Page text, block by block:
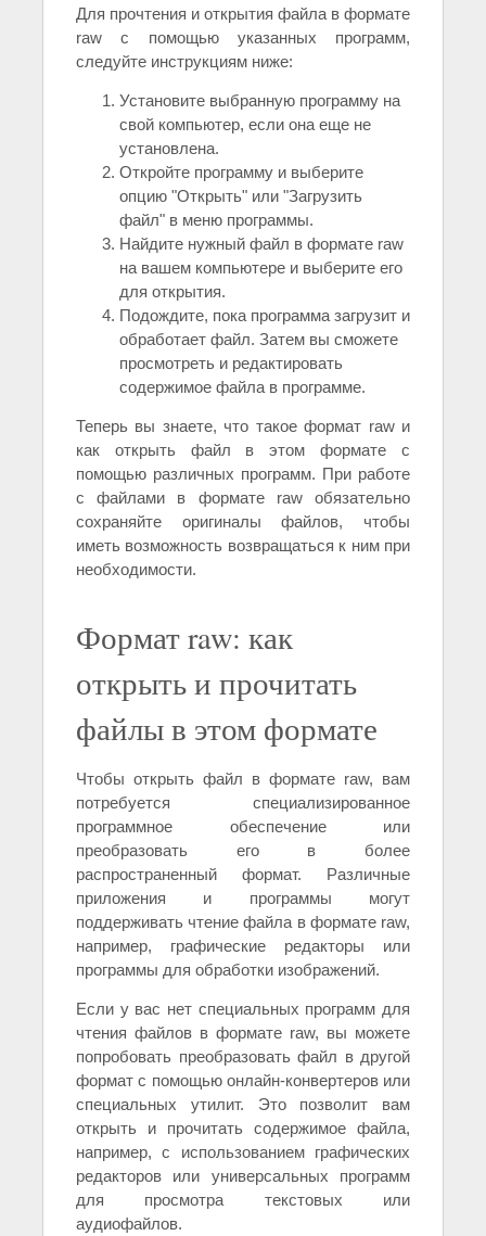
Для прочтения и открытия файла в формате
raw с помощью указанных программ,
следуйте инструкциям ниже:
Установите выбранную программу на
свой компьютер, если она еще не
установлена.
Откройте программу и выберите
опцию "Открыть" или "Загрузить
файл" в меню программы.
Найдите нужный файл в формате raw
на вашем компьютере и выберите его
для открытия.
Подождите, пока программа загрузит и
обработает файл. Затем вы сможете
просмотреть и редактировать
содержимое файла в программе.
Теперь вы знаете, что такое формат raw и
как открыть файл в этом формате с
помощью различных программ. При работе
с файлами в формате raw обязательно
сохраняйте оригиналы файлов, чтобы
иметь возможность возвращаться к ним при
необходимости.
Формат raw: как
открыть и прочитать
файлы в этом формате
Чтобы открыть файл в формате raw, вам
потребуется специализированное
программное обеспечение или
преобразовать его в более
распространенный формат. Различные
приложения и программы могут
поддерживать чтение файла в формате raw,
например, графические редакторы или
программы для обработки изображений.
Если у вас нет специальных программ для
чтения файлов в формате raw, вы можете
попробовать преобразовать файл в другой
формат с помощью онлайн-конвертеров или
специальных утилит. Это позволит вам
открыть и прочитать содержимое файла,
например, с использованием графических
редакторов или универсальных программ
для просмотра текстовых или
аудиофайлов.